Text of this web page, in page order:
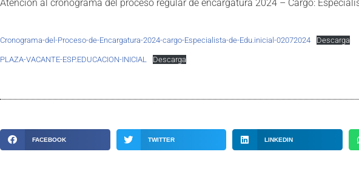
Atención al cronograma del proceso regular de encargatura 2024 – Cargo:
Cronograma-del-Proceso-de-Encargatura-2024-cargo-Especialista-de-Edu.inicial-02072024 Descarga
PLAZA-VACANTE-ESP.EDUCACION-INICIAL Descarga
FACEBOOK TWITTER LINKEDIN